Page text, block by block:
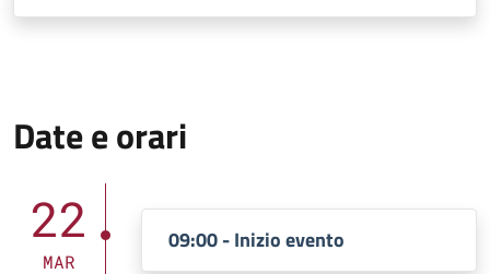
Date e orari
22
MAR
09:00 - Inizio evento